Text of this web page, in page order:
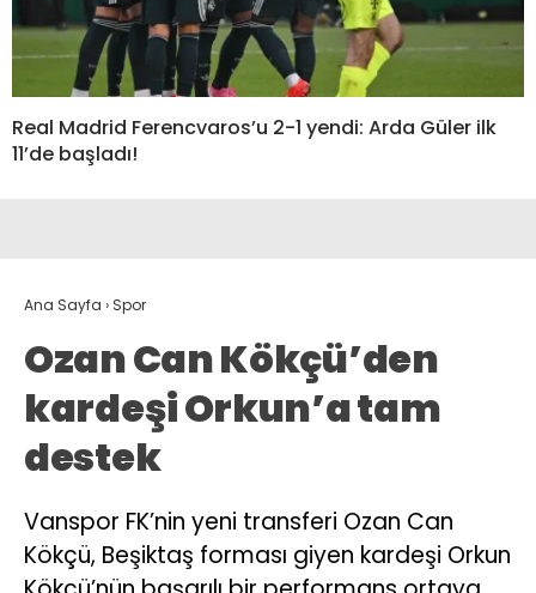
Real Madrid Ferencvaros’u 2-1 yendi: Arda Güler ilk
11’de başladı!
Ana Sayfa › Spor
Ozan Can Kökçü’den
kardeşi Orkun’a tam
destek
Vanspor FK’nin yeni transferi Ozan Can
Kökçü, Beşiktaş forması giyen kardeşi Orkun